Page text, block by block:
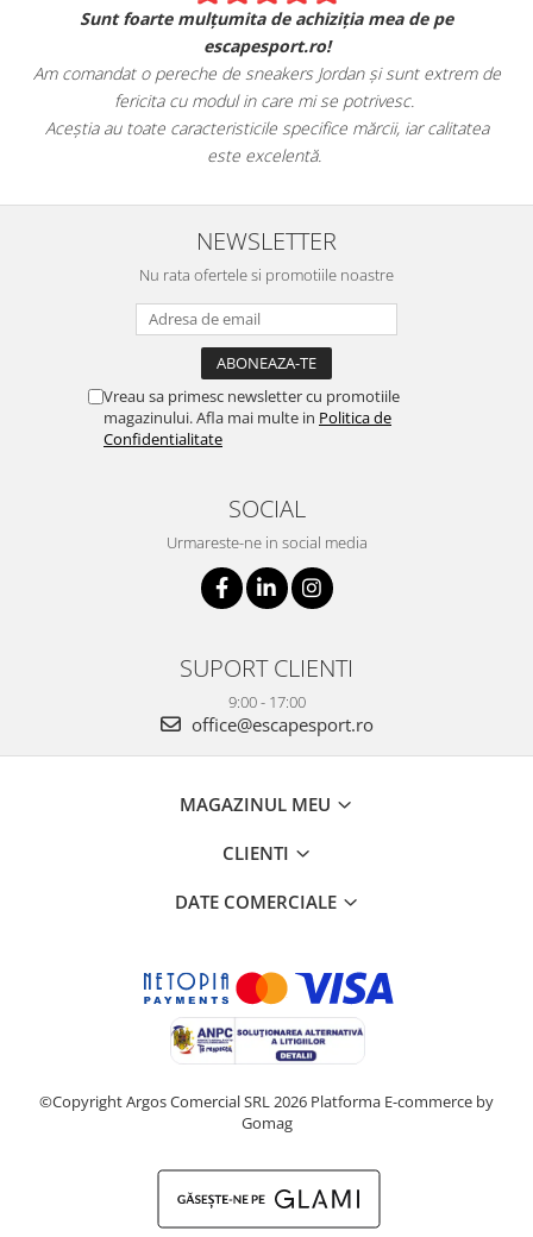
Sunt foarte mulțumita de achiziția mea de pe
escapesport.ro!
Am comandat o pereche de sneakers Jordan și sunt extrem de
fericita cu modul in care mi se potrivesc.
Aceștia au toate caracteristicile specifice mărcii, iar calitatea
este excelentă.
NEWSLETTER
Nu rata ofertele si promotiile noastre
Vreau sa primesc newsletter cu promotiile
magazinului. Afla mai multe in Politica de
Confidentialitate
SOCIAL
Urmareste-ne in social media
SUPORT CLIENTI
9:00 - 17:00
office@escapesport.ro
MAGAZINUL MEU
CLIENTI
DATE COMERCIALE
©Copyright Argos Comercial SRL 2026 Platforma E-commerce by
Gomag